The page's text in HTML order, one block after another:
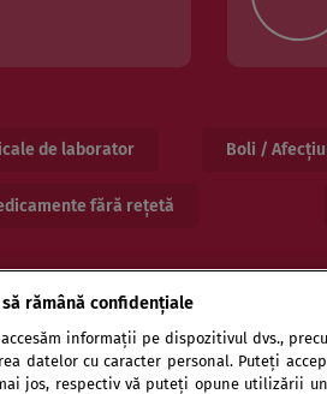
de laborator Boli /
fără rețetă
rămână confidențiale
informații pe dispozitivul dvs.,
datelor cu caracter personal. Puteți
jos, respectiv vă puteți opune utilizării